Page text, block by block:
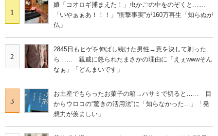
1
娘「コオロギ捕まえた！」虫かごの中をのぞくと……
「いやぁぁあ！！！」“衝撃事実”が160万再生「知らぬが
仏」
2
2845日もヒゲを伸ばし続けた男性→意を決して剃った
ら…… 親戚に怒られたまさかの理由に「えぇwwwそん
なぁ」「どんまいです」
3
お土産でもらったお菓子の箱→ハサミで切ると…… 目
からウロコの“驚きの活用法”に「知らなかった…」「発
想力が羨ましい」